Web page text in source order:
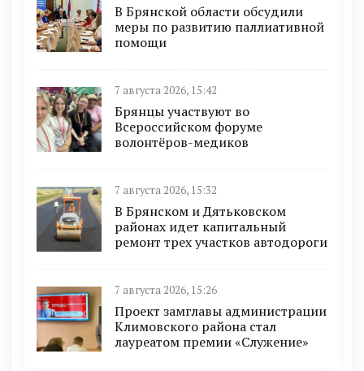
В Брянской области обсудили
меры по развитию паллиативной
помощи
7 августа 2026, 15:42
Брянцы участвуют во
Всероссийском форуме
волонтёров-медиков
7 августа 2026, 15:32
В Брянском и Дятьковском
районах идет капитальный
ремонт трех участков автодороги
7 августа 2026, 15:26
Проект замглавы администрации
Климовского района стал
лауреатом премии «Служение»